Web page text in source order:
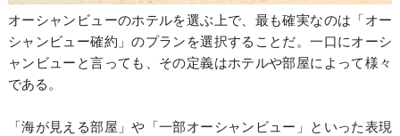
オーシャンビューのホテルを選ぶ上で、最も確実なのは「オー
シャンビュー確約」のプランを選択することだ。一口にオーシ
ャンビューと言っても、その定義はホテルや部屋によって様々
である。
「海が見える部屋」や「一部オーシャンビュー」といった表現